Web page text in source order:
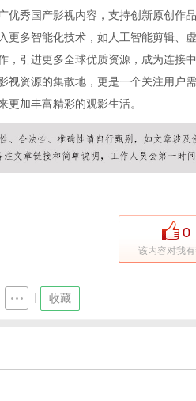
优秀国产影视内容，支持创新原创作
更多智能化技术，如人工智能剪辑、
，引进更多全球优质资源，成为连接
视资源的集散地，更是一个关注用户
更加丰富精彩的观影生活。
0
该内容对我
收藏